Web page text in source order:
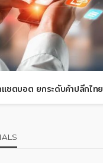
ชตบอต ยกระดับค้าปลีกไทย